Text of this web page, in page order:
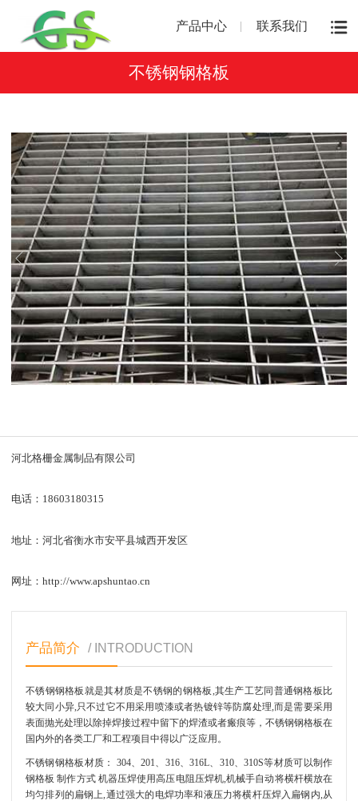
产品中心 联系我们
不锈钢钢格板
河北格栅金属制品有限公司
电话：18603180315
地址：河北省衡水市安平县城西开发区
网址：http://www.apshuntao.cn
产品简介 / INTRODUCTION
不锈钢钢格板就是其材质是不锈钢的钢格板,其生产工艺同普通钢格板比
较大同小异,只不过它不用采用喷漆或者热镀锌等防腐处理,而是需要采用
表面抛光处理以除掉焊接过程中留下的焊渣或者瘢痕等，不锈钢钢格板在
国内外的各类工厂和工程项目中得以广泛应用。
不锈钢钢格板材质： 304、201、316、316L、310、310S等材质可以制作
钢格板 制作方式 机器压焊使用高压电阻压焊机,机械手自动将横杆横放在
均匀排列的扁钢上,通过强大的电焊功率和液压力将横杆压焊入扁钢内,从